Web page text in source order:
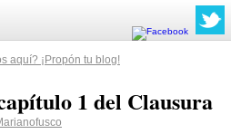
aquí? ¡Propón tu blog!
1 del Clausura